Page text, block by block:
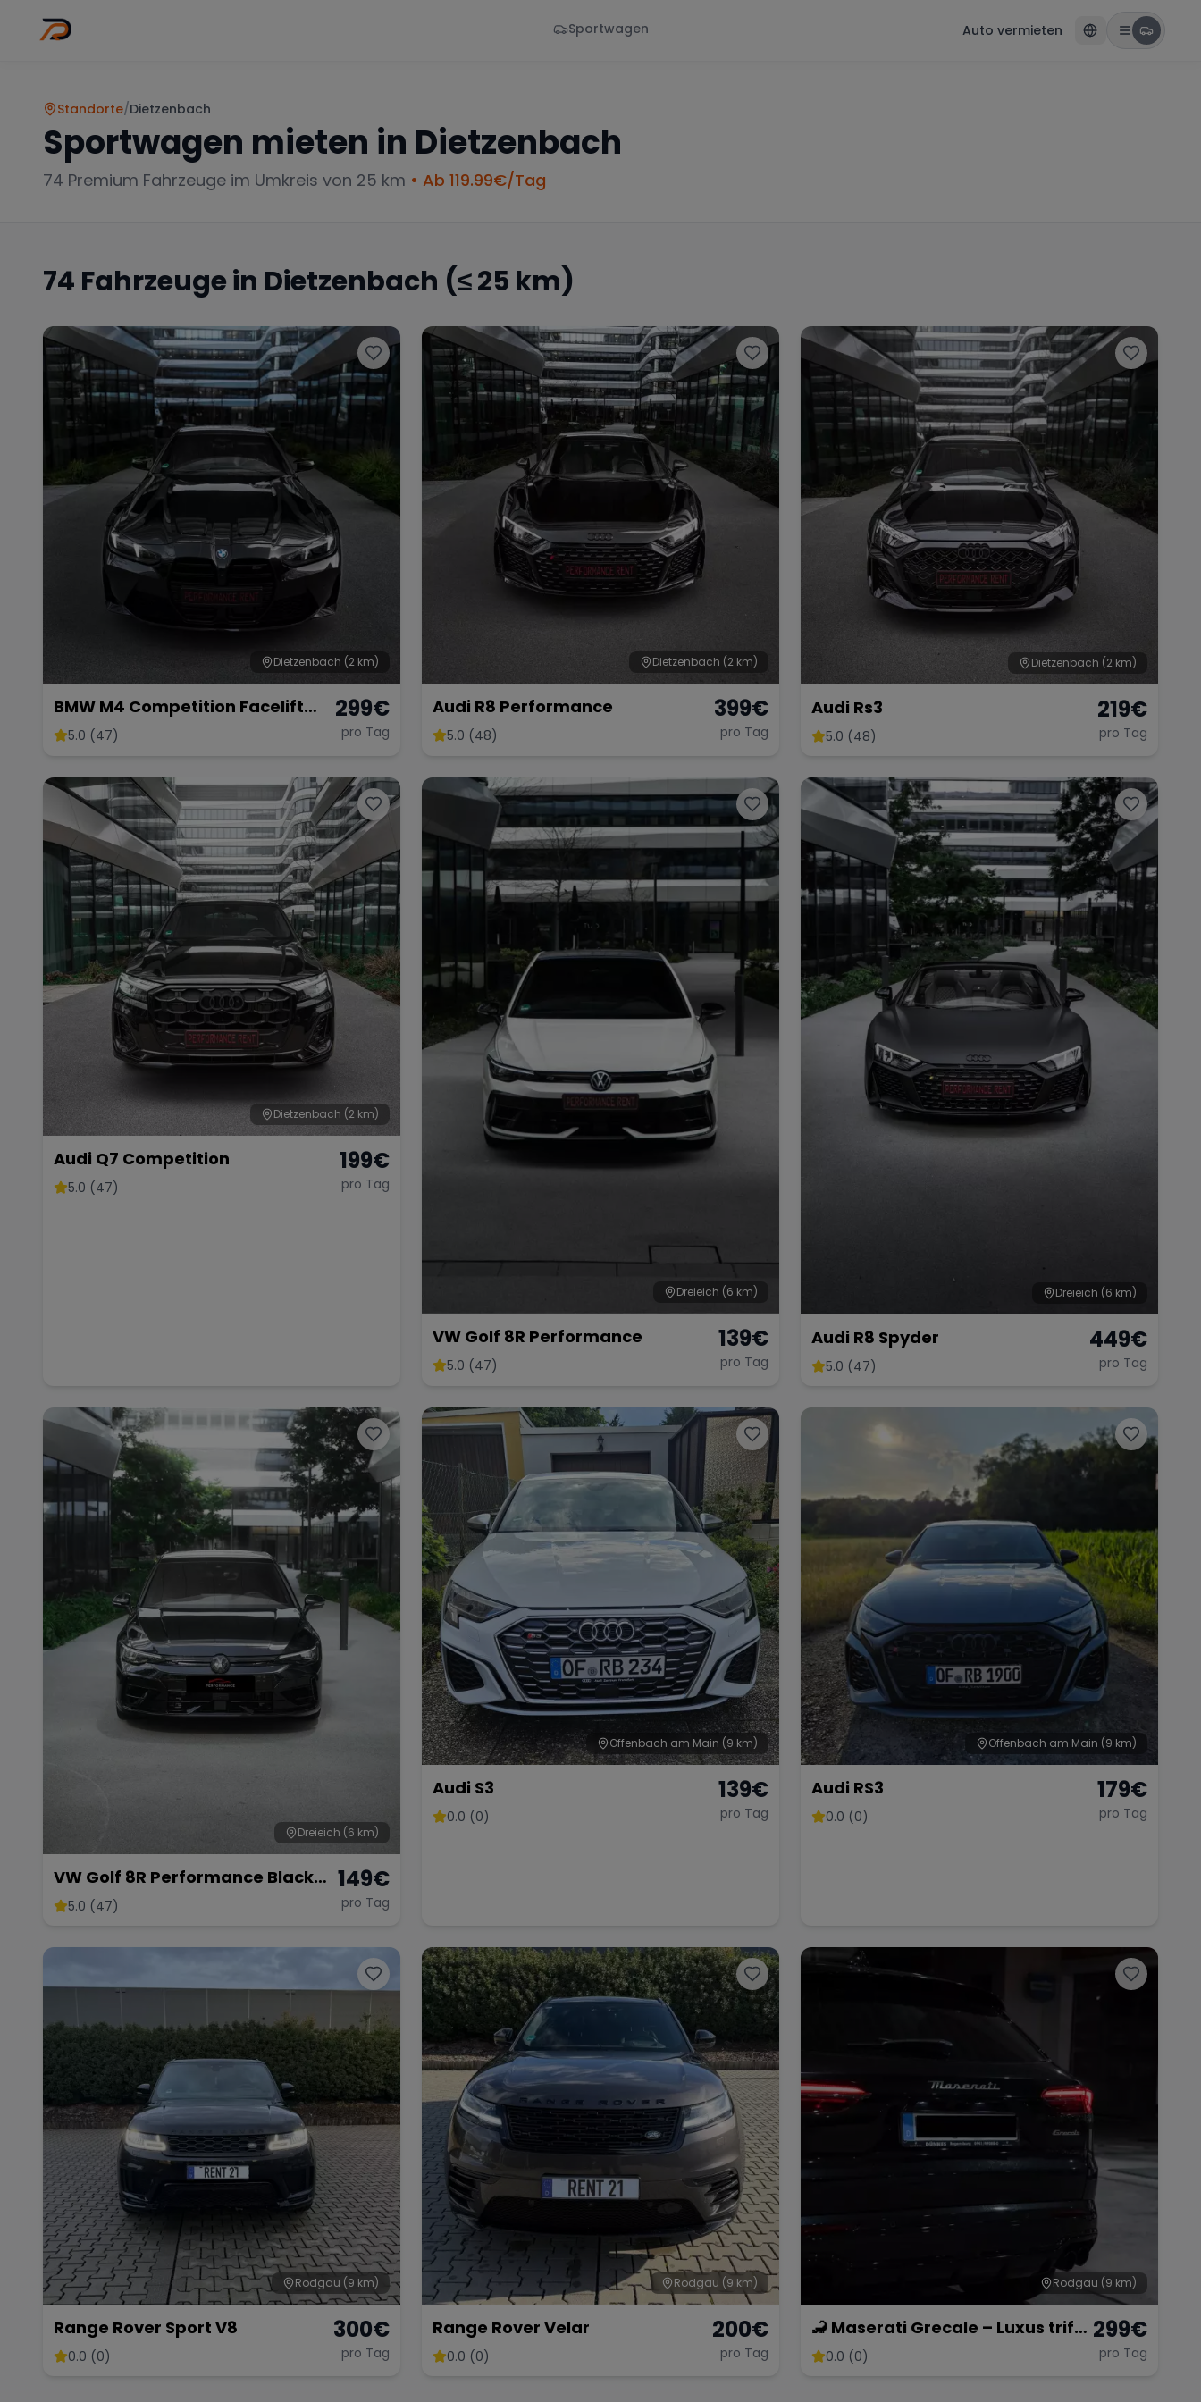
Sportwagen Auto vermieten
Standorte/Dietzenbach
Sportwagen mieten in Dietzenbach
74 Premium Fahrzeuge im Umkreis von 25 km • Ab 119.99€/Tag
74 Fahrzeuge in Dietzenbach (≤ 25 km)
Dietzenbach (2 km)
BMW M4 Competition Facelift
xDrive
5.0 (47)
299€
pro Tag
Dietzenbach (2 km)
Audi R8 Performance
5.0 (48)
399€
pro Tag
Dietzenbach (2 km)
Audi Rs3
5.0 (48)
219€
pro Tag
Dietzenbach (2 km)
Audi Q7 Competition
5.0 (47)
199€
pro Tag
Dreieich (6 km)
VW Golf 8R Performance
5.0 (47)
139€
pro Tag
Dreieich (6 km)
Audi R8 Spyder
5.0 (47)
449€
pro Tag
Dreieich (6 km)
VW Golf 8R Performance Black
Edition
5.0 (47)
149€
pro Tag
Offenbach am Main (9 km)
Audi S3
0.0 (0)
139€
pro Tag
Offenbach am Main (9 km)
Audi RS3
0.0 (0)
179€
pro Tag
Rodgau (9 km)
Range Rover Sport V8
0.0 (0)
300€
pro Tag
Rodgau (9 km)
Range Rover Velar
0.0 (0)
200€
pro Tag
Rodgau (9 km)
🦂 Maserati Grecale – Luxus trifft
Performance 🔥
0.0 (0)
299€
pro Tag